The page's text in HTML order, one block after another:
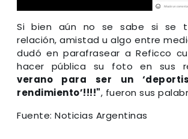
Si bien aún no se sabe si se
relación, amistad u algo entre
dudó en parafrasear a Reficco
hacer pública su foto en sus
verano para ser un
rendimiento’!!!!", fueron sus
Fuente: Noticias Argentinas